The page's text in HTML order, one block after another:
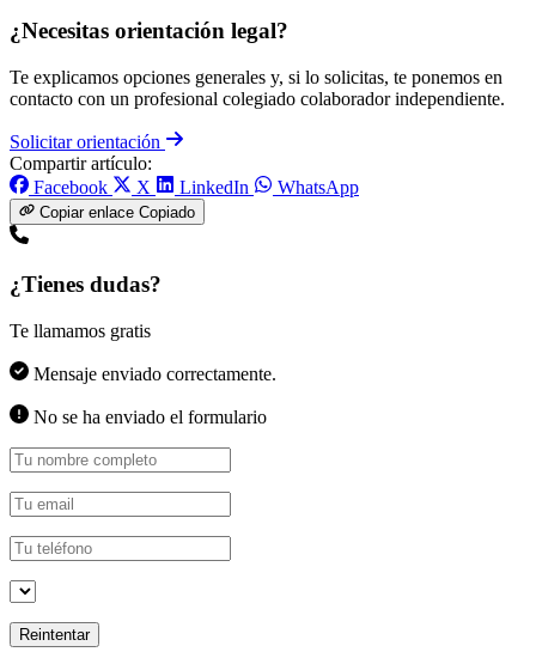
¿Necesitas orientación legal?
Te explicamos opciones generales y, si lo solicitas, te ponemos en
contacto con un profesional colegiado colaborador independiente.
Solicitar orientación
Compartir artículo:
Facebook
X LinkedIn WhatsApp
Copiar enlace Copiado
¿Tienes dudas?
Te llamamos gratis
Mensaje enviado correctamente.
No se ha enviado el formulario
Reintentar